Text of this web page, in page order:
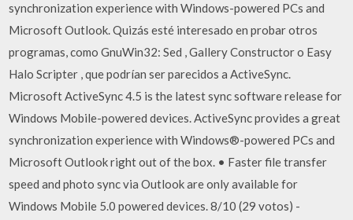
synchronization experience with Windows-powered PCs and
Microsoft Outlook. Quizás esté interesado en probar otros
programas, como GnuWin32: Sed , Gallery Constructor o Easy
Halo Scripter , que podrían ser parecidos a ActiveSync.
Microsoft ActiveSync 4.5 is the latest sync software release for
Windows Mobile-powered devices. ActiveSync provides a great
synchronization experience with Windows®-powered PCs and
Microsoft Outlook right out of the box. • Faster file transfer
speed and photo sync via Outlook are only available for
Windows Mobile 5.0 powered devices. 8/10 (29 votos) -